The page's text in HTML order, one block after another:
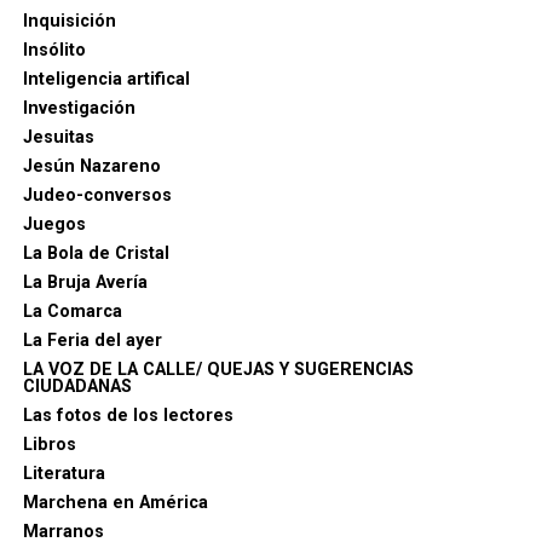
regresa al escenario del Gran Teatro Falla para el
COAC 2025, tras su participación anterior con «El
Hum».
Cuartetos:
Comparsas Juveniles:
«Adelante mis valientes»: Comparsa juvenil de
Alcalá de Guadaíra que debutará en el COAC 2025,
Inquisición
Insólito
Inteligencia artifical
Investigación
Jesuitas
Jesún Nazareno
Judeo-conversos
Juegos
La Bola de Cristal
La Bruja Avería
La Comarca
La Feria del ayer
LA VOZ DE LA CALLE/ QUEJAS Y SUGERENCIAS
CIUDADANAS
Las fotos de los lectores
Libros
Literatura
Marchena en América
Marranos